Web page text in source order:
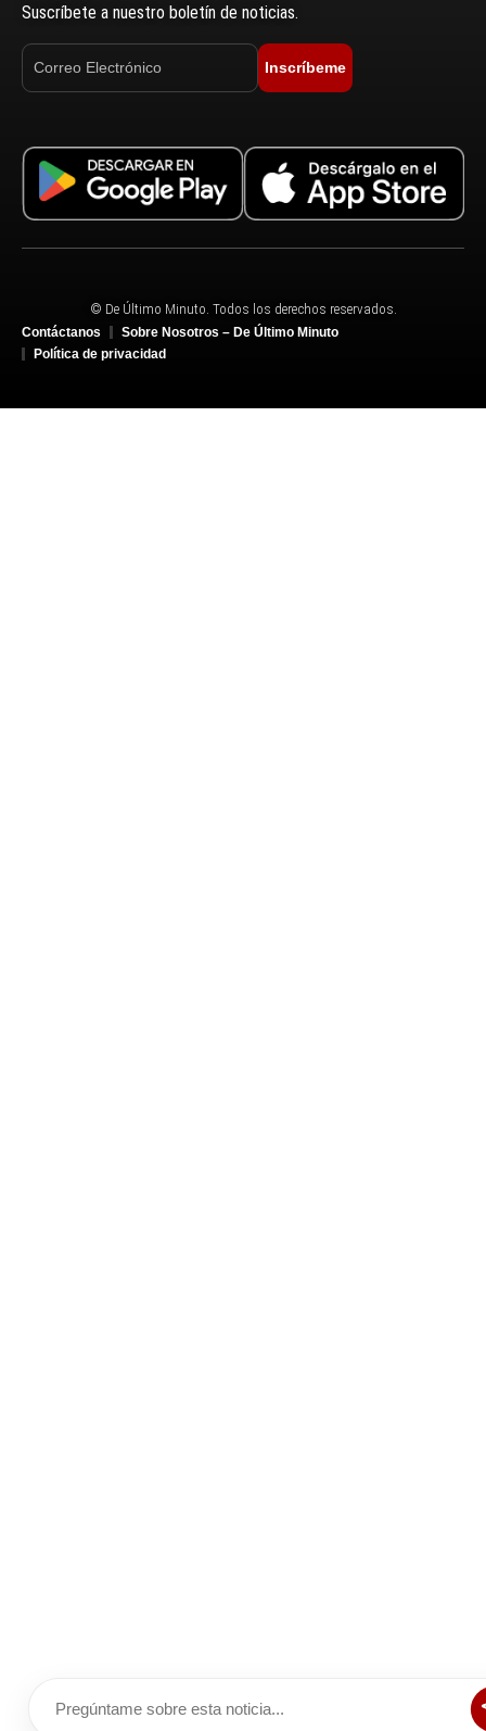
Suscríbete a nuestro boletín de noticias.
Inscríbeme
© De Último Minuto. Todos los derechos reservados.
Contáctanos
Sobre Nosotros – De Último Minuto
Política de privacidad